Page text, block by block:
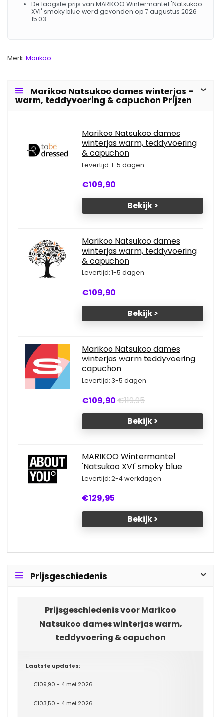
De laagste prijs van MARIKOO Wintermantel 'Natsukoo
XVI' smoky blue werd gevonden op 7 augustus 2026
15:03.
Merk: Marikoo
Marikoo Natsukoo dames winterjas –
warm, teddyvoering & capuchon Prijzen
Marikoo Natsukoo dames
winterjas warm, teddyvoering
& capuchon
Levertijd: 1-5 dagen
€109,90
Bekijk >
Marikoo Natsukoo dames
winterjas warm, teddyvoering
& capuchon
Levertijd: 1-5 dagen
€109,90
Bekijk >
Marikoo Natsukoo dames
winterjas warm teddyvoering
capuchon
Levertijd: 3-5 dagen
€109,90€119,95
Bekijk >
MARIKOO Wintermantel
'Natsukoo XVI' smoky blue
Levertijd: 2-4 werkdagen
€129,95
Bekijk >
Prijsgeschiedenis
Prijsgeschiedenis voor Marikoo
Natsukoo dames winterjas warm,
teddyvoering & capuchon
Laatste updates:
€109,90 - 4 mei 2026
€103,50 - 4 mei 2026